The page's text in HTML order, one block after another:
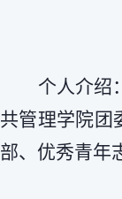
个人介绍
共管理学院团
部、优秀青年